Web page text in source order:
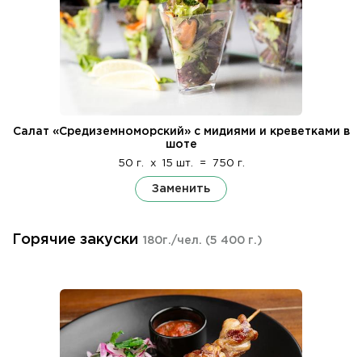
Салат «Средиземноморский» с мидиями и креветками в
шоте
50 г. x 15 шт. = 750 г.
Заменить
Горячие закуски 180г./чел. (5 400 г.)